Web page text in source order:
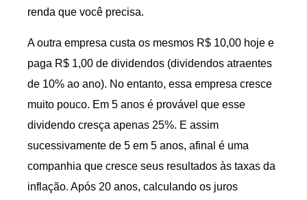
renda que você precisa.
A outra empresa custa os mesmos R$ 10,00 hoje e
paga R$ 1,00 de dividendos (dividendos atraentes
de 10% ao ano). No entanto, essa empresa cresce
muito pouco. Em 5 anos é provável que esse
dividendo cresça apenas 25%. E assim
sucessivamente de 5 em 5 anos, afinal é uma
companhia que cresce seus resultados às taxas da
inflação. Após 20 anos, calculando os juros